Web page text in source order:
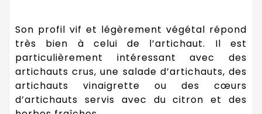
Son profil vif et légèrement végétal répond
très bien à celui de l’artichaut. Il est
particulièrement intéressant avec des
artichauts crus, une salade d’artichauts, des
artichauts vinaigrette ou des cœurs
d’artichauts servis avec du citron et des